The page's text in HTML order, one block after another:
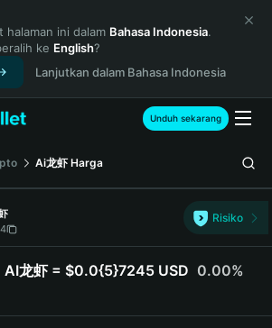
halaman ini dalam Bahasa Indonesia.
ke English?
Lanjutkan dalam Bahasa Indonesia
Unduh sekarang
Ai龙虾 Harga
Risiko
AI龙虾 = $0.0{5}7245 USD 0.00%